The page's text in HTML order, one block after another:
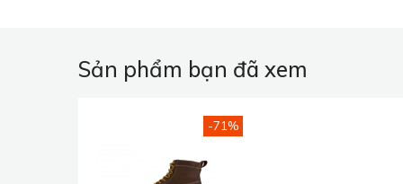
Sản phẩm bạn đã xem
-71%